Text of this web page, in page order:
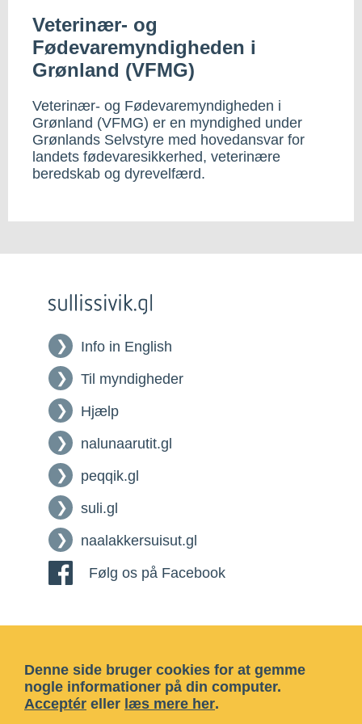
Veterinær- og
Fødevaremyndigheden i
Grønland (VFMG)
Veterinær- og Fødevaremyndigheden i
Grønland (VFMG) er en myndighed under
Grønlands Selvstyre med hovedansvar for
landets fødevaresikkerhed, veterinære
beredskab og dyrevelfærd.
Info in English
Til myndigheder
Hjælp
nalunaarutit.gl
peqqik.gl
suli.gl
naalakkersuisut.gl
Følg os på Facebook
Denne side bruger cookies for at gemme
nogle informationer på din computer.
Acceptér eller læs mere her.